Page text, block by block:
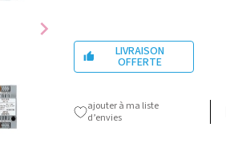
chevron_right
 LIVRAISON
OFFERTE
ajouter à ma liste
d’envies